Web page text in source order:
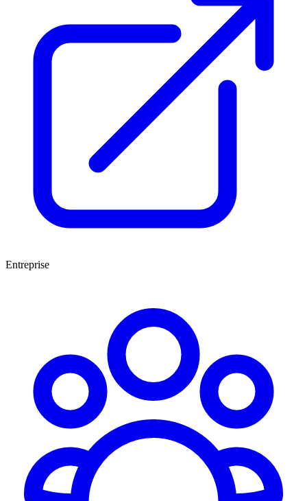
Entreprise